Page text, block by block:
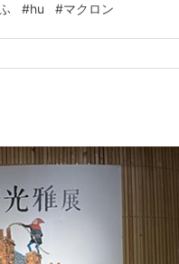
は「ふ」は「hu」なのか
#hu #マクロン